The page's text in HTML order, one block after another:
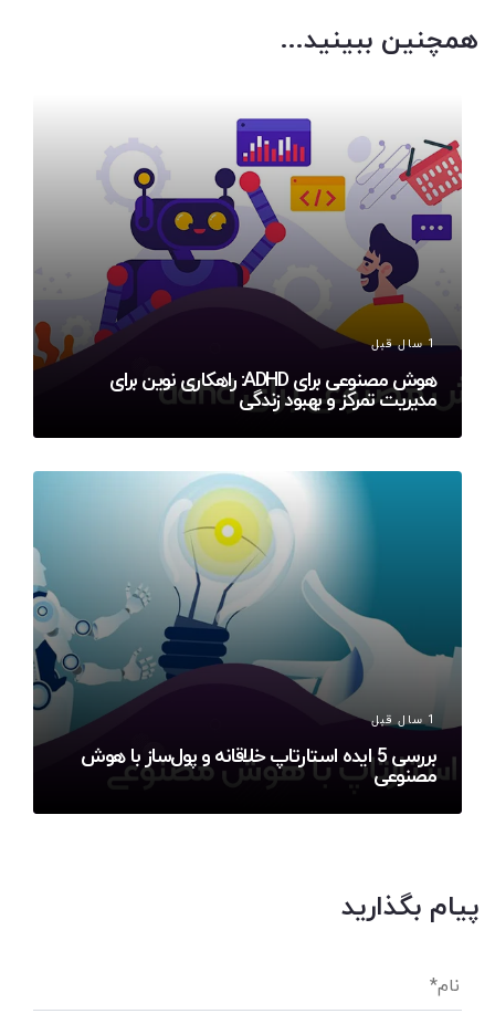
همچنین ببینید...
1 سال قبل
هوش مصنوعی برای ADHD: راهکاری نوین برای
مدیریت تمرکز و بهبود زندگی
1 سال قبل
بررسی 5 ایده استارتاپ خلاقانه و پول‌ساز با هوش
مصنوعی
پیام بگذارید